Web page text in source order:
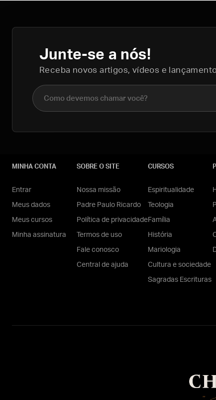
Junte-se a nós!
Receba novos artigos, vídeos e
Nome completo
MINHA CONTA
Entrar
Meus dados
Meus cursos
Minha assinatura
SOBRE O SITE
Nossa missão
Padre Paulo Ricardo
Política de privacidade
Termos de uso
Fale conosco
Central de ajuda
CURSOS
Espiritualidade
Teologia
Família
História
Mariologia
Cultura e sociedade
Sagradas Escrituras